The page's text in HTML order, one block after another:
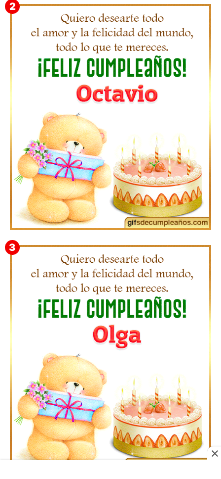
Gifs de Feliz Cumpleaños con Nombres
Gifs Feliz Cumpleaños Octavio